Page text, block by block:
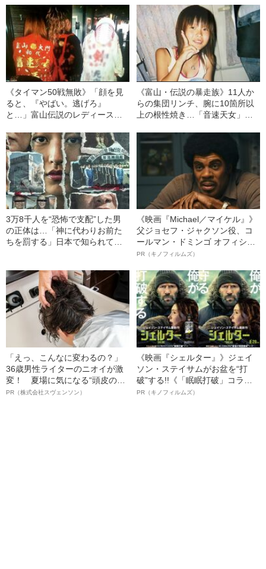
なかった理由
《タイマン50戦無敗》「顔を見
ると、『やばい。逃げろ』
と…」富山伝説のレディース初
ー制圧と朝までのバイク暴走
《富山・伝説の暴走族》11人か
らの集団リンチ、腕に10箇所以
上の根性焼き…「音速天女」初
3万8千人を“恐怖で支配”した男
の正体は…「神に代わりお前た
ちを罰する」日本で知られてい
《映画『Michael／マイケル』》
父ジョセフ・ジャクソン役、コ
ールマン・ドミンゴ オフィシャ
ルインタビュー“観客を魅了した
語る”《日本興収70億円突破》
PR（キノフィルムズ）
「えっ、こんなに変わるの？」
36歳男性ライターのニオイが激
変！ 夏場に気になる“頭皮のニ
オイ”や“ベタつき”を解消す
PR（株式会社スヴェンソン）
《映画『シェルター』》ジェイ
ソン・ステイサムがお盆を“打
破”する!!《「眠眠打破」コラ
ボ》
PR（キノフィルムズ）